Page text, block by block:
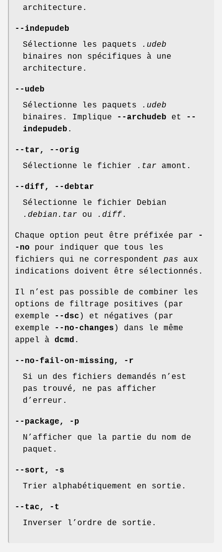
architecture.
--indepudeb
Sélectionne les paquets
.udeb
binaires non spécifiques à une
architecture.
--udeb
Sélectionne les paquets
.udeb
binaires. Implique
--archudeb et
--
indepudeb .
--tar,
--orig
Sélectionne le fichier
.tar amont.
--diff,
--debtar
Sélectionne le fichier Debian
.debian.tar ou .diff .
Chaque option peut être préfixée par
-
-no pour indiquer que tous les
fichiers qui ne correspondent pas aux
indications doivent être sélectionnés.
Il n’est pas possible de combiner les
options de filtrage positives (par
exemple
--dsc ) et négatives (par
exemple
--no-changes ) dans le même
appel à dcmd .
--no-fail-on-missing,
-r
Si un des fichiers demandés n’est
pas trouvé, ne pas afficher
d’erreur.
--package,
-p
N’afficher que la partie du nom de
paquet.
--sort ,
-s
Trier alphabétiquement en sortie.
--tac,
-t
Inverser l’ordre de sortie.